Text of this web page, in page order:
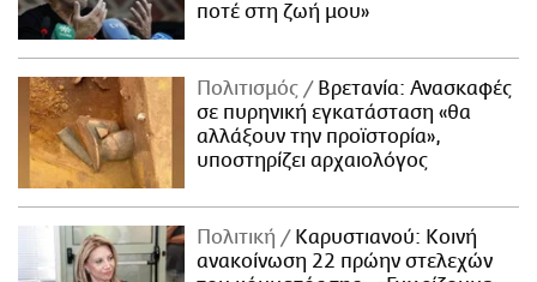
ποτέ στη ζωή μου»
Πολιτισμός
Βρετανία: Ανασκαφές
σε πυρηνική εγκατάσταση «θα
αλλάξουν την προϊστορία»,
υποστηρίζει αρχαιολόγος
Πολιτική
Καρυστιανού: Κοινή
ανακοίνωση 22 πρώην στελεχών